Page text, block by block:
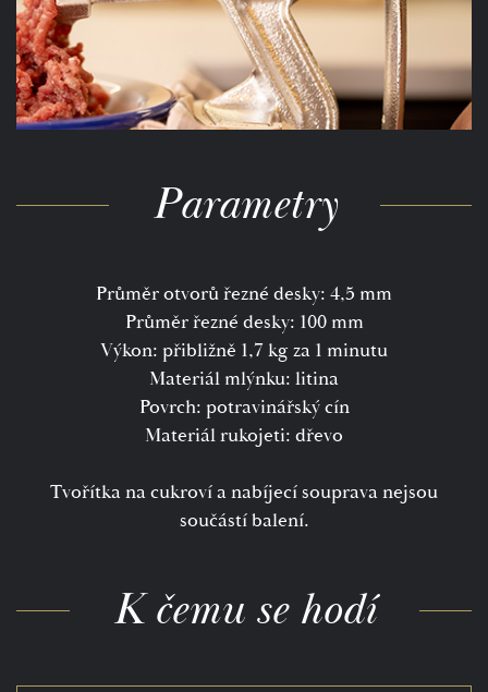
Parametry
Průměr otvorů řezné desky: 4,5 mm
Průměr řezné desky: 100 mm
Výkon: přibližně 1,7 kg za 1 minutu
Materiál mlýnku: litina
Povrch: potravinářský cín
Materiál rukojeti: dřevo
Tvořítka na cukroví a nabíjecí souprava nejsou
součástí balení.
K čemu se hodí